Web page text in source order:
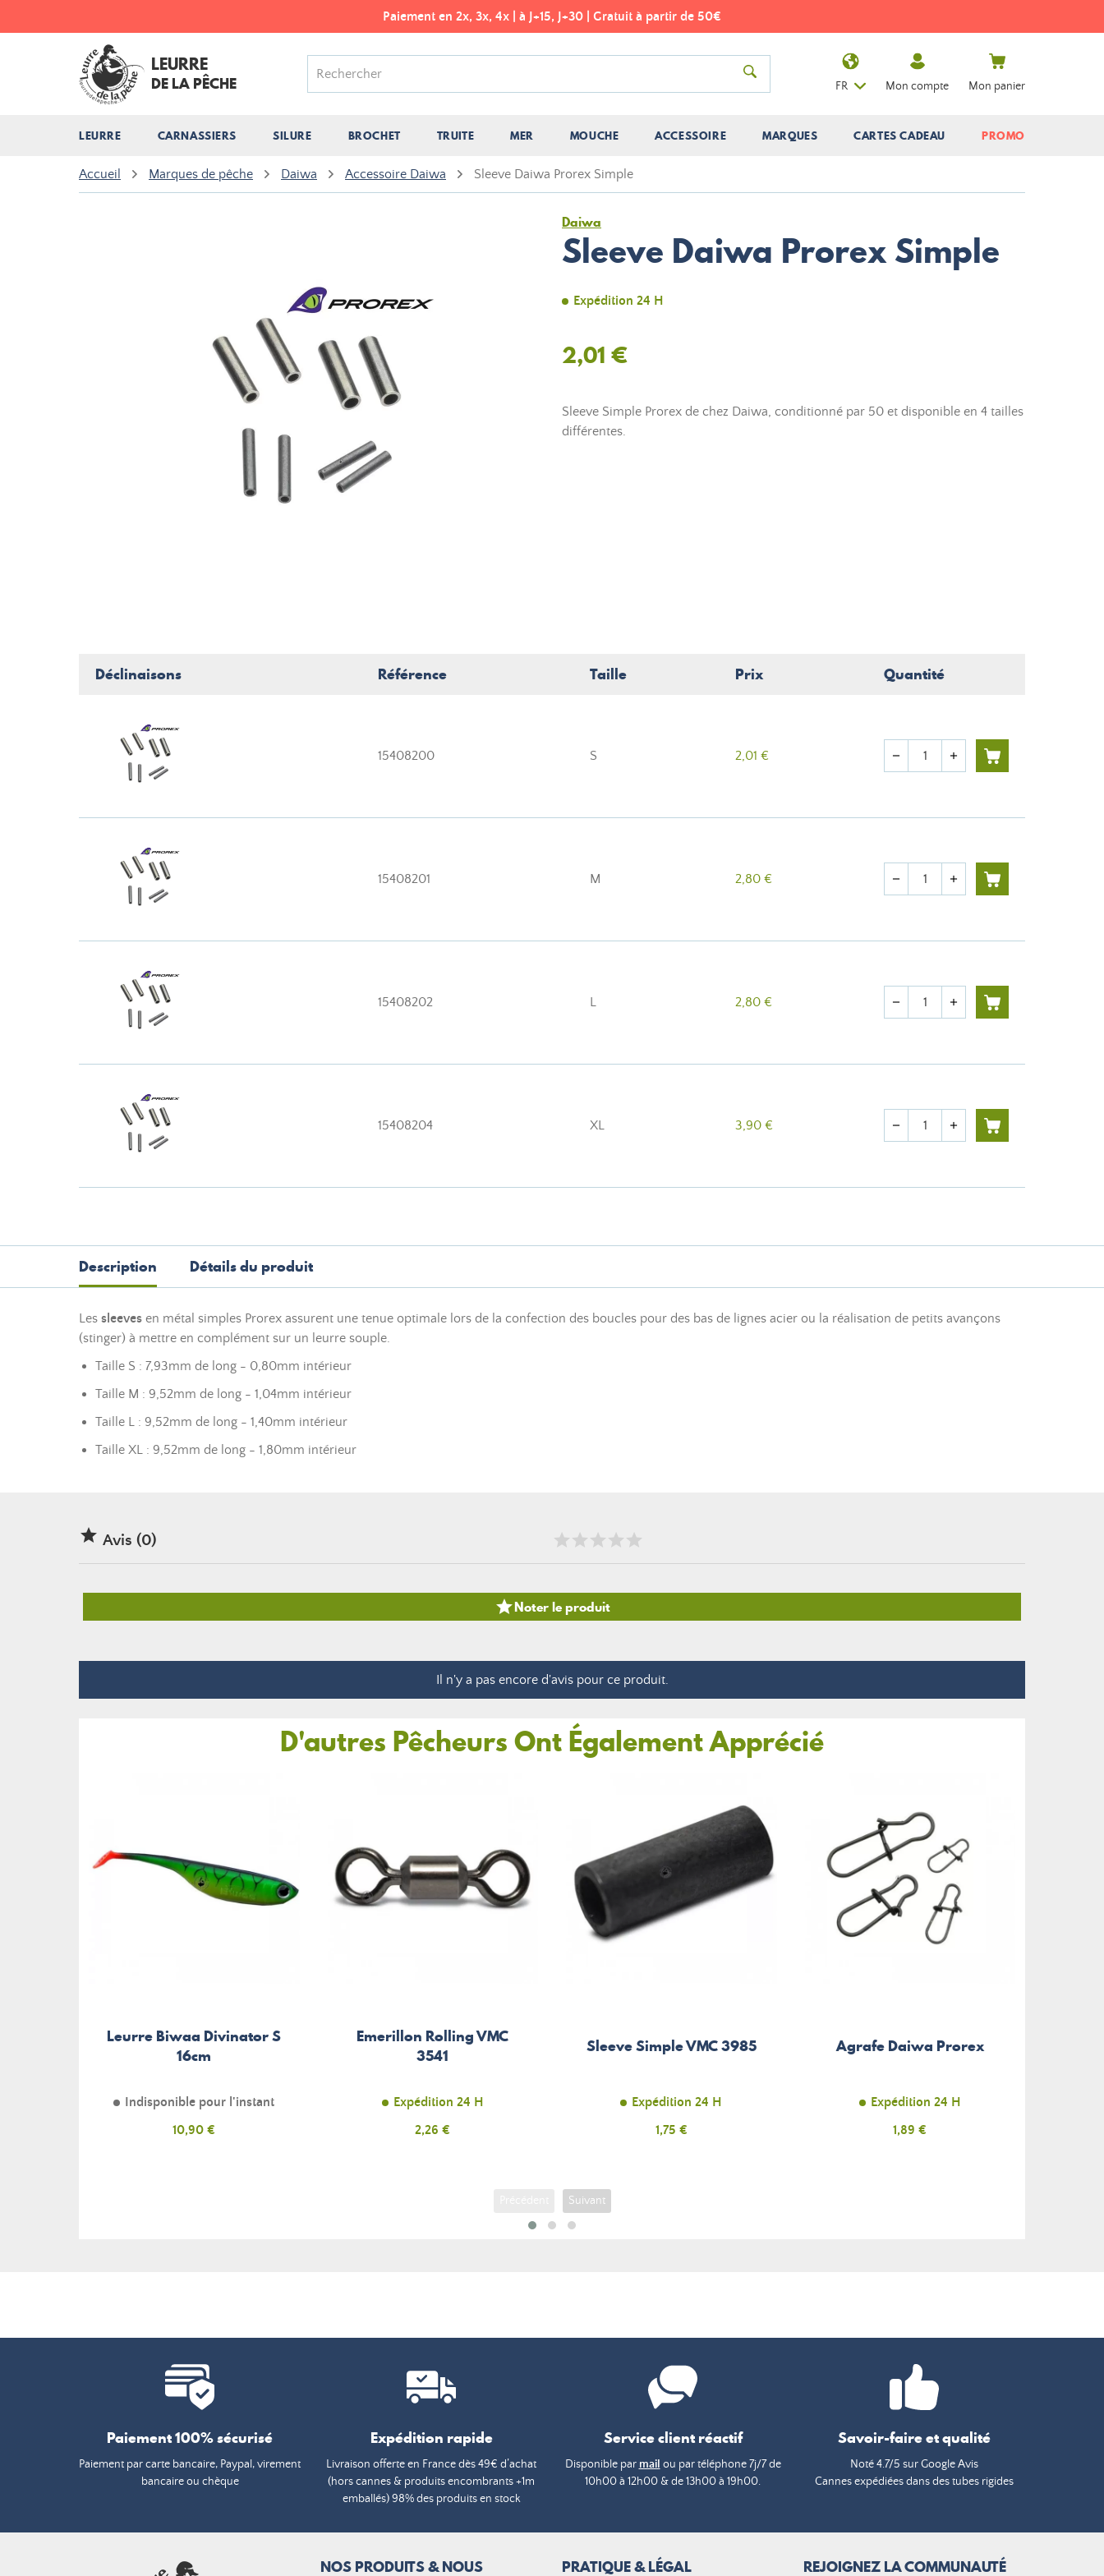
Paiement en 2x, 3x, 4x | à J+15, J+30 | Gratuit à partir de 50€
LEURRE
DE LA PÊCHE
LEURRE CARNASSIERS SILURE BROCHET TRUITE MER MOUCHE ACCESSOIRE MARQUES CARTES CADEAU PROMO
FR Mon compte Mon panier
Accueil Marques de pêche Daiwa Accessoire Daiwa Sleeve Daiwa Prorex Simple
Daiwa
Sleeve Daiwa Prorex Simple
Expédition 24 H
2,01 €
Sleeve Simple Prorex de chez Daiwa, conditionné par 50 et disponible en 4 tailles
différentes.
Déclinaisons Référence Taille Prix Quantité
15408200 S 2,01 € Quantité
remove add
15408201 M 2,80 € Quantité
remove add
15408202 L 2,80 € Quantité
remove add
15408204 XL 3,90 € Quantité
remove add
Description Détails du produit
Les sleeves en métal simples Prorex assurent une tenue optimale lors de la confection des boucles pour des bas de lignes acier ou la réalisation de petits avançons
(stinger) à mettre en complément sur un leurre souple.
Taille S : 7,93mm de long - 0,80mm intérieur
Taille M : 9,52mm de long - 1,04mm intérieur
Taille L : 9,52mm de long - 1,40mm intérieur
Taille XL : 9,52mm de long - 1,80mm intérieur
 Avis (0)
Noter le produit
Il n'y a pas encore d'avis pour ce produit.
D'autres Pêcheurs Ont Également Apprécié
Leurre Biwaa Divinator S
16cm
Indisponible pour l'instant
Prix
10,90 €
Emerillon Rolling VMC
3541
Expédition 24 H
Prix
2,26 €
Sleeve Simple VMC 3985
Expédition 24 H
Prix
1,75 €
Agrafe Daiwa Prorex
Expédition 24 H
Prix
1,89 €
Suivant
Paiement 100% sécurisé
Paiement par carte bancaire, Paypal, virement
bancaire ou chèque
Expédition rapide
Livraison offerte en France dès 49€ d’achat
(hors cannes & produits encombrants +1m
emballés) 98% des produits en stock
Service client réactif
Disponible par mail ou par téléphone 7j/7 de
10h00 à 12h00 & de 13h00 à 19h00.
Savoir-faire et qualité
Noté 4.7/5 sur Google Avis
Cannes expédiées dans des tubes rigides
NOS PRODUITS & NOUS PRATIQUE & LÉGAL REJOIGNEZ LA COMMUNAUTÉ